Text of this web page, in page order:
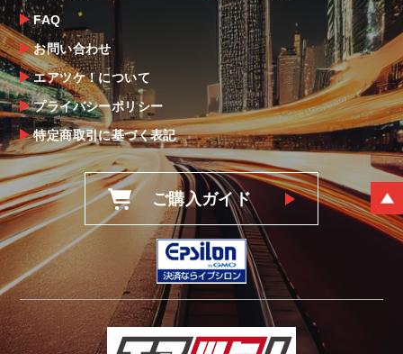
FAQ
お問い合わせ
エアツケ！について
プライバシーポリシー
特定商取引に基づく表記
ご購入ガイド